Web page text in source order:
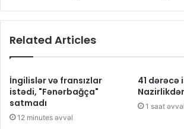
Related Articles
İngilislər və fransızlar
istədi, "Fənərbağça"
satmadı
12 minutes əvvəl
41
1 saat əvvəl